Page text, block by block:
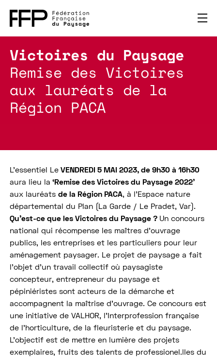
Victoires du Paysage
Remise des Victoires
aux lauréats de la
Région PACA
L’essentiel Le VENDREDI 5 MAI 2023, de 9h30 à 16h30
aura lieu la ‘Remise des Victoires du Paysage 2022’
aux lauréats de la Région PACA, à l’Espace nature
départemental du Plan (La Garde / Le Pradet, Var).
Qu’est-ce que les Victoires du Paysage ? Un concours
national qui récompense les maîtres d’ouvrage
publics, les entreprises et les particuliers pour leur
aménagement paysager. Le projet de paysage a fait
l’objet d’un travail collectif où paysagiste
concepteur, entrepreneur du paysage et
pépiniéristes sont acteurs de la démarche et
accompagnent la maîtrise d’ouvrage. Ce concours est
une initiative de VALHOR, l’Interprofession française
de l’horticulture, de la fleuristerie et du paysage.
L’objectif est de mettre en lumière des projets
exemplaires, fruits des talents de professionel.lles du